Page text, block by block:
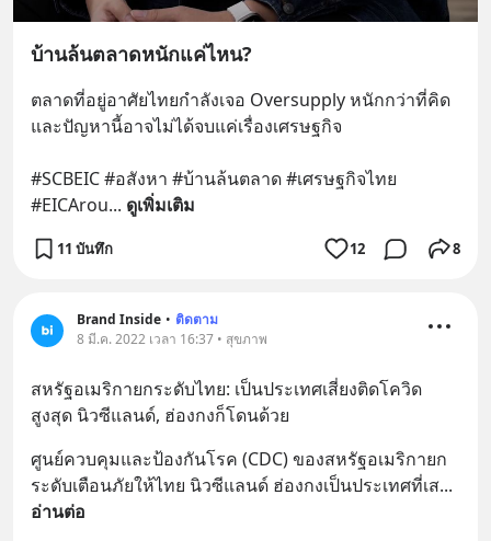
บ้านล้นตลาดหนักแค่ไหน?
ตลาดที่อยู่อาศัยไทยกำลังเจอ Oversupply หนักกว่าที่คิด
และปัญหานี้อาจไม่ได้จบแค่เรื่องเศรษฐกิจ
#SCBEIC #อสังหา #บ้านล้นตลาด #เศรษฐกิจไทย
#EICArou... ดูเพิ่มเติม
11 บันทึก 12 8
Brand Inside • ติดตาม
8 มี.ค. 2022 เวลา 16:37 • สุขภาพ
สหรัฐอเมริกายกระดับไทย: เป็นประเทศเสี่ยงติดโควิด
สูงสุด นิวซีแลนด์, ฮ่องกงก็โดนด้วย
ศูนย์ควบคุมและป้องกันโรค (CDC) ของสหรัฐอเมริกายก
ระดับเตือนภัยให้ไทย นิวซีแลนด์ ฮ่องกงเป็นประเทศที่เส
อ่านต่อ